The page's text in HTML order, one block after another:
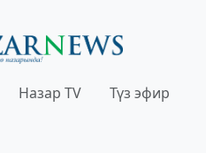
Назар TV Түз эфир